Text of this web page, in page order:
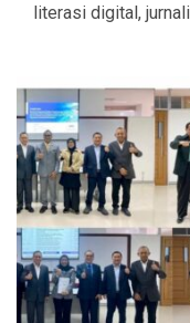
literasi digital,